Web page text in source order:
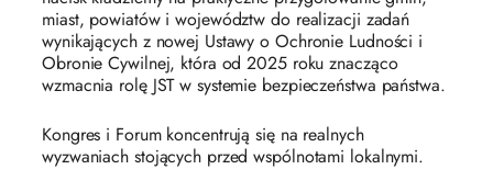
miast, powiatów i województw do realizacji zadań
wynikających z nowej Ustawy o Ochronie Ludności i
Obronie Cywilnej, która od 2025 roku znacząco
wzmacnia rolę JST w systemie bezpieczeństwa państwa.
Kongres i Forum koncentrują się na realnych
wyzwaniach stojących przed wspólnotami lokalnymi.